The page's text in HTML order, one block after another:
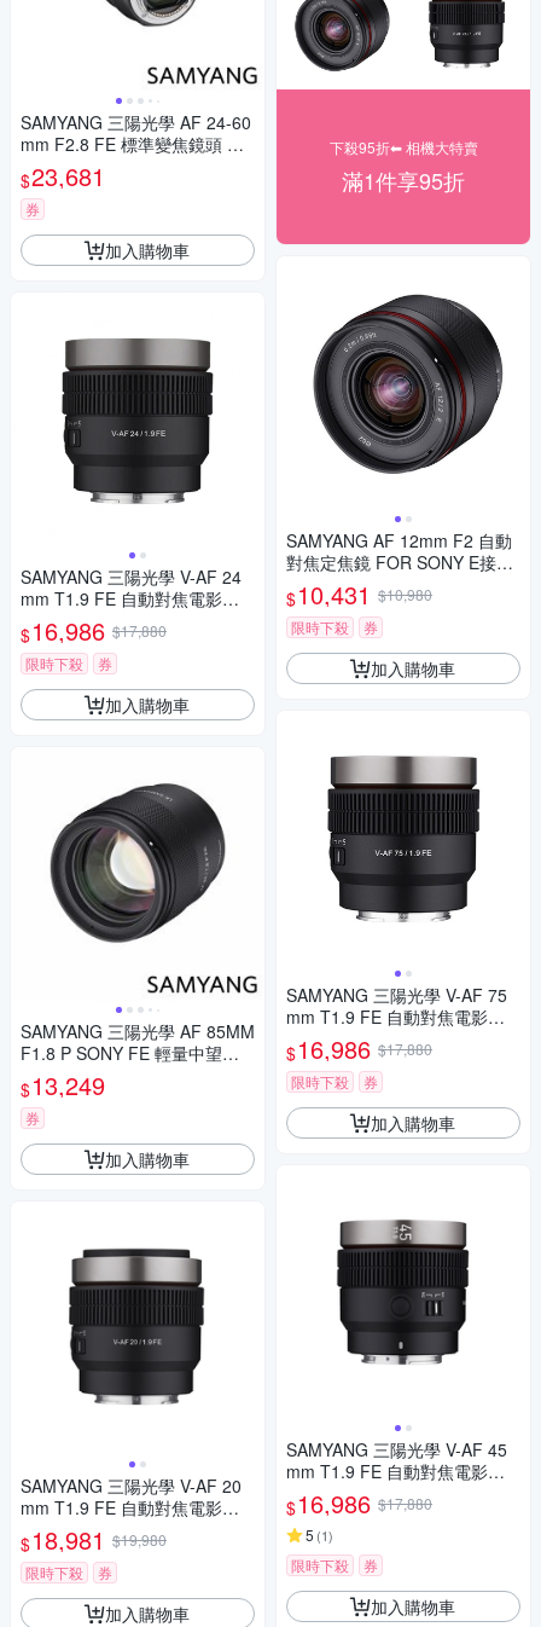
SAMYANG 三陽光學 AF 24-60
mm F2.8 FE 標準變焦鏡頭 公
司貨
$23,681
券
加入購物車
SAMYANG 三陽光學 V-AF 24
mm T1.9 FE 自動對焦電影鏡 S
ony FE 公司貨
$16,986 $17,880
限時下殺
券
加入購物車
SAMYANG 三陽光學 AF 85MM
F1.8 P SONY FE 輕量中望遠
鏡頭 公司貨
$13,249
券
加入購物車
SAMYANG 三陽光學 V-AF 20
mm T1.9 FE 自動對焦電影鏡 S
ony FE 公司貨
$18,981 $19,980
限時下殺
券
加入購物車
下殺95折⬅︎ 相機大特賣
滿1件享95折
SAMYANG AF 12mm F2 自動
對焦定焦鏡 FOR SONY E接環
(公司貨)
$10,431 $10,980
限時下殺
券
加入購物車
SAMYANG 三陽光學 V-AF 75
mm T1.9 FE 自動對焦電影鏡 S
ony FE 公司貨
$16,986 $17,880
限時下殺
券
加入購物車
SAMYANG 三陽光學 V-AF 45
mm T1.9 FE 自動對焦電影鏡 S
ony FE 公司貨
$16,986 $17,880
5 (1)
限時下殺 券
加入購物車